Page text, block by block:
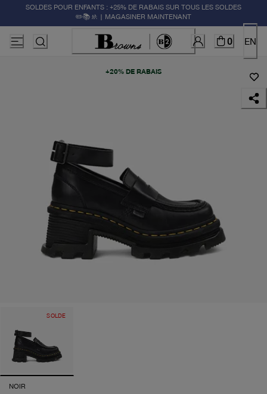
SOLDES POUR ENFANTS : +25% DE RABAIS SUR TOUS LES SOLDES
✏️📚🚸 | MAGASINER MAINTENANT
0 EN
+20% DE RABAIS
SOLDE
NOIR